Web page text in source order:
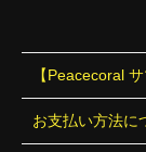
【Peacecoral
お支払い方法に